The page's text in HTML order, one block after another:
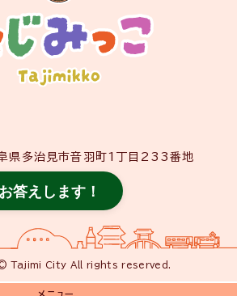
メニュー
多治見市音羽町1丁目233番地
1111
Tajimi City All rights reserved.
答えします！